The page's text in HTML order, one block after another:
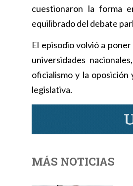
cuestionaron la forma
equilibrado del debate
El episodio volvió a
universidades
oficialismo y la
legislativa.
MÁS NOTICIAS